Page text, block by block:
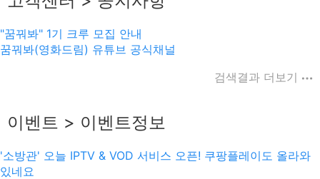
"꿈꿔봐" 1기 크루 모집 안내
꿈꿔봐(영화드림) 유튜브 공식채널
검색결과 더보기
이벤트 > 이벤트정보
'소방관' 오늘 IPTV & VOD 서비스 오픈! 쿠팡플레이도 올라와
있네요